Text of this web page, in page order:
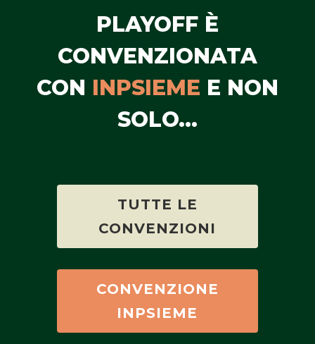
PLAYOFF È
CONVENZIONATA
CON INPSIEME E NON
SOLO...
TUTTE LE
CONVENZIONI
CONVENZIONE
INPSIEME